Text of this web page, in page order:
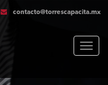
contacto@torrescapacita.mx
Menu